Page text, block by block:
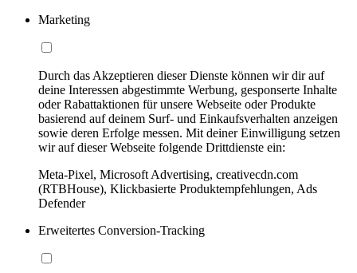
Marketing
Durch das Akzeptieren dieser Dienste können wir dir auf
deine Interessen abgestimmte Werbung, gesponserte Inhalte
oder Rabattaktionen für unsere Webseite oder Produkte
basierend auf deinem Surf- und Einkaufsverhalten anzeigen
sowie deren Erfolge messen. Mit deiner Einwilligung setzen
wir auf dieser Webseite folgende Drittdienste ein:
Meta-Pixel, Microsoft Advertising, creativecdn.com
(RTBHouse), Klickbasierte Produktempfehlungen, Ads
Defender
Erweitertes Conversion-Tracking